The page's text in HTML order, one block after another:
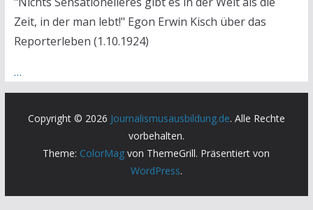
Zeit, in der man lebt!" Egon Erwin Kisch über das
Reporterleben (1.10.1924)
…
Copyright © 2026 Journalismusausbildung.de. Alle Rechte
vorbehalten.
Theme: ColorMag von ThemeGrill. Präsentiert von
WordPress.